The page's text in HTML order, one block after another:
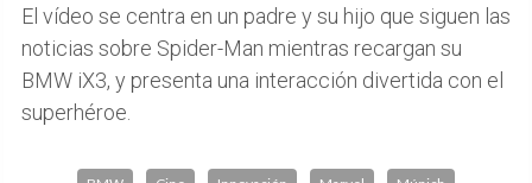
El vídeo se centra en un padre y su hijo que siguen las
noticias sobre Spider-Man mientras recargan su
BMW iX3, y presenta una interacción divertida con el
superhéroe.